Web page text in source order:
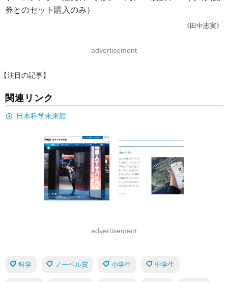
券とのセット購入のみ）
《田中志実》
advertisement
【注目の記事】
関連リンク
日本科学未来館
advertisement
科学 ノーベル賞 小学生 中学生